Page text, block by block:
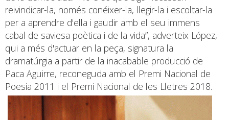
reivindicar-la, només conéixer-la, llegir-la i escoltar-la
per a aprendre d'ella i gaudir amb el seu immens
cabal de saviesa poètica i de la vida”, adverteix López,
qui a més d'actuar en la peça, signatura la
dramatúrgia a partir de la inacabable producció de
Paca Aguirre, reconeguda amb el Premi Nacional de
Poesia 2011 i el Premi Nacional de les Lletres 2018.